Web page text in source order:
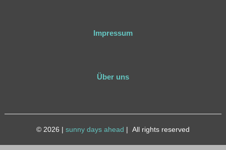
Impressum
Über uns
© 2026 | sunny days ahead | All rights reserved